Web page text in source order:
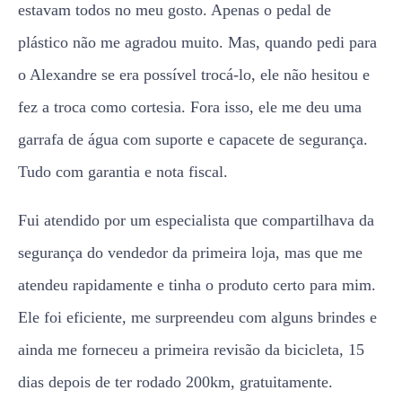
estavam todos no meu gosto. Apenas o pedal de
plástico não me agradou muito. Mas, quando pedi para
o Alexandre se era possível trocá-lo, ele não hesitou e
fez a troca como cortesia. Fora isso, ele me deu uma
garrafa de água com suporte e capacete de segurança.
Tudo com garantia e nota fiscal.
Fui atendido por um especialista que compartilhava da
segurança do vendedor da primeira loja, mas que me
atendeu rapidamente e tinha o produto certo para mim.
Ele foi eficiente, me surpreendeu com alguns brindes e
ainda me forneceu a primeira revisão da bicicleta, 15
dias depois de ter rodado 200km, gratuitamente.